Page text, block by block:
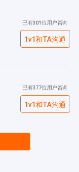
已有301位用户咨询
1v1和TA沟通
已有377位用户咨询
1v1和TA沟通